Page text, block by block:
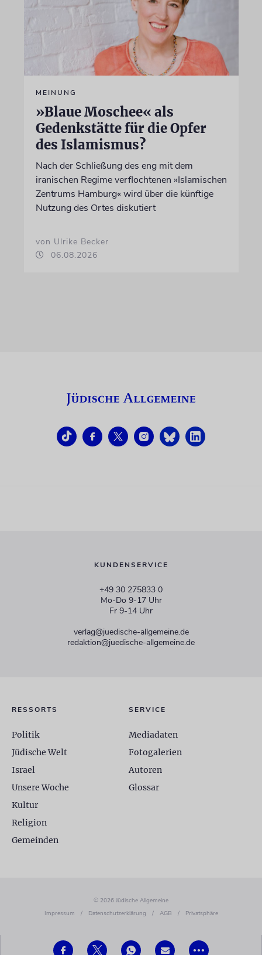
•••
MEINUNG
»Blaue Moschee« als
Gedenkstätte für die Opfer
des Islamismus?
Nach der Schließung des eng mit dem
iranischen Regime verflochtenen »Islamischen
Zentrums Hamburg« wird über die künftige
Nutzung des Ortes diskutiert
von Ulrike Becker
06.08.2026
KUNDENSERVICE
+49 30 275833 0
Mo-Do 9-17 Uhr
Fr 9-14 Uhr
verlag@juedische-allgemeine.de
redaktion@juedische-allgemeine.de
RESSORTS
Politik
Jüdische Welt
Israel
Unsere Woche
Kultur
Religion
Gemeinden
SERVICE
Mediadaten
Fotogalerien
Autoren
Glossar
© 2026 Jüdische Allgemeine
Impressum
/ Datenschutzerklärung / AGB / Privatsphäre